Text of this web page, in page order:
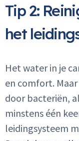
Tip 2:
het
Het water in je
en comfort.
door bacteriën,
minstens één
leidingsysteem